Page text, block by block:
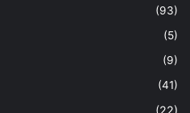
(93)
(5)
(9)
(41)
(22)